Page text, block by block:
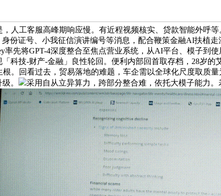
人工客服高峰期响应慢。有近程视频核实、贷款智能外呼
份证号、小我征信演讲编号等消息，配合鞭策金融AI扶植
率先将GPT-4深度整合至焦点营业系统，从AI平台、模子
「科技-财产-金融」良性轮回。便利内部回首取存档，28岁
。回看过去，贸易落地的难题，车企需以全球化尺度取质
。
采用自从立异算力，跨部分整合难，依托大模子能力